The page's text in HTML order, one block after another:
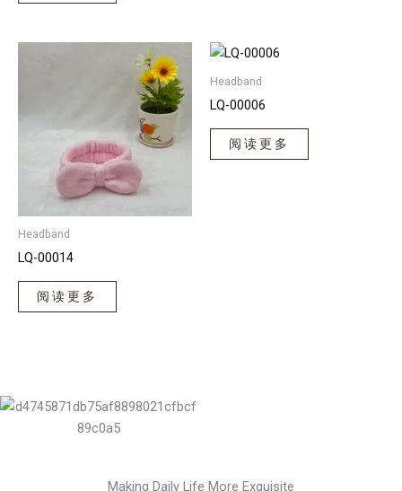
Headband
LQ-00014
阅读更多
Headband
LQ-00006
阅读更多
Making Daily Life More Exquisite